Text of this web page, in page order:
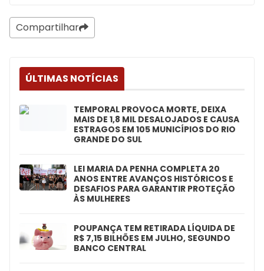
Compartilhar
ÚLTIMAS NOTÍCIAS
TEMPORAL PROVOCA MORTE, DEIXA
MAIS DE 1,8 MIL DESALOJADOS E CAUSA
ESTRAGOS EM 105 MUNICÍPIOS DO RIO
GRANDE DO SUL
LEI MARIA DA PENHA COMPLETA 20
ANOS ENTRE AVANÇOS HISTÓRICOS E
DESAFIOS PARA GARANTIR PROTEÇÃO
ÀS MULHERES
POUPANÇA TEM RETIRADA LÍQUIDA DE
R$ 7,15 BILHÕES EM JULHO, SEGUNDO
BANCO CENTRAL